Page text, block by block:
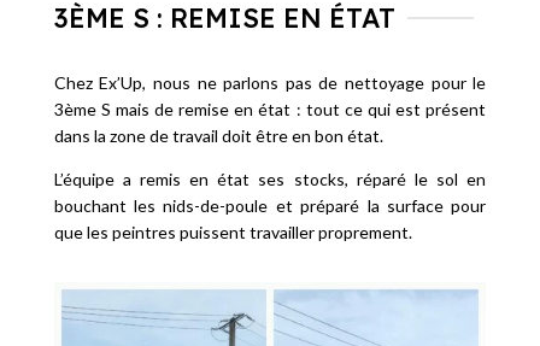
3ÈME S : REMISE EN ÉTAT
Chez Ex’Up, nous ne parlons pas de nettoyage pour le
3ème S mais de remise en état : tout ce qui est présent
dans la zone de travail doit être en bon état.
L’équipe a remis en état ses stocks, réparé le sol en
bouchant les nids-de-poule et préparé la surface pour
que les peintres puissent travailler proprement.